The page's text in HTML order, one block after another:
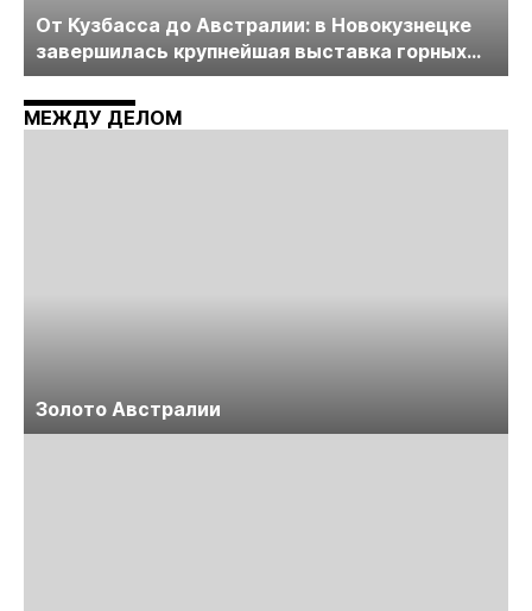
От Кузбасса до Австралии: в Новокузнецке
завершилась крупнейшая выставка горных
технологий «Недра России. Уголь России и
Майнинг»
МЕЖДУ ДЕЛОМ
Золото Австралии